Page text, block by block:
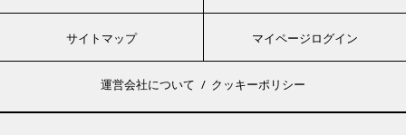
サイトマップ マイページログイン
運営会社について クッキーポリシー